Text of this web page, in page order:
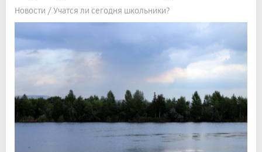
Новости / Учатся ли сегодня школьники?